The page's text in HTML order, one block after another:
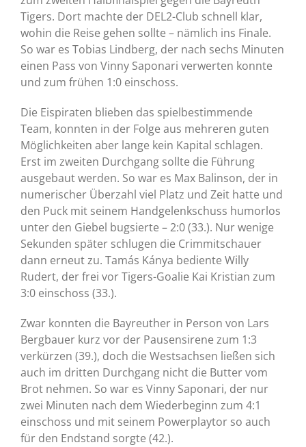
Tigers. Dort machte der DEL2-Club schnell klar,
wohin die Reise gehen sollte – nämlich ins Finale.
So war es Tobias Lindberg, der nach sechs Minuten
einen Pass von Vinny Saponari verwerten konnte
und zum frühen 1:0 einschoss.
Die Eispiraten blieben das spielbestimmende
Team, konnten in der Folge aus mehreren guten
Möglichkeiten aber lange kein Kapital schlagen.
Erst im zweiten Durchgang sollte die Führung
ausgebaut werden. So war es Max Balinson, der in
numerischer Überzahl viel Platz und Zeit hatte und
den Puck mit seinem Handgelenkschuss humorlos
unter den Giebel bugsierte – 2:0 (33.). Nur wenige
Sekunden später schlugen die Crimmitschauer
dann erneut zu. Tamás Kánya bediente Willy
Rudert, der frei vor Tigers-Goalie Kai Kristian zum
3:0 einschoss (33.).
Zwar konnten die Bayreuther in Person von Lars
Bergbauer kurz vor der Pausensirene zum 1:3
verkürzen (39.), doch die Westsachsen ließen sich
auch im dritten Durchgang nicht die Butter vom
Brot nehmen. So war es Vinny Saponari, der nur
zwei Minuten nach dem Wiederbeginn zum 4:1
einschoss und mit seinem Powerplaytor so auch
für den Endstand sorgte (42.).